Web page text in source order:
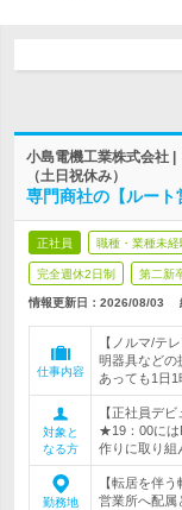
小島電機工業株式会社 |
（土日祝休み）
専門商社の【ルー
正社員 職種・業種未経
完全週休2日制 第二新
情報更新日：2026/08/03
仕事内容
【ノルマ/テ
明器具など
あっても1日1
対象と
なる方
【正社員デ
★19：00には
作りに取り
勤務地
【転居を伴
営業所へ配